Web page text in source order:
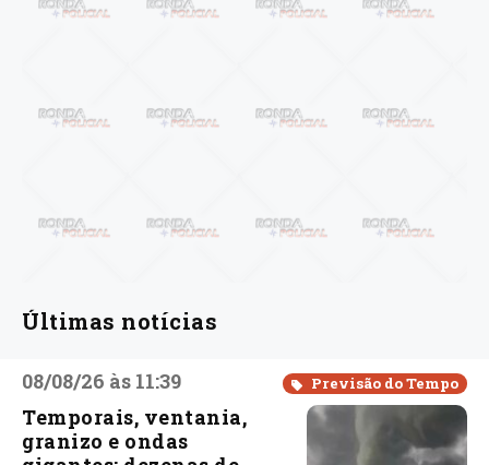
Últimas notícias
08/08/26 às 11:39 Previsão do Tempo
Temporais, ventania,
granizo e ondas